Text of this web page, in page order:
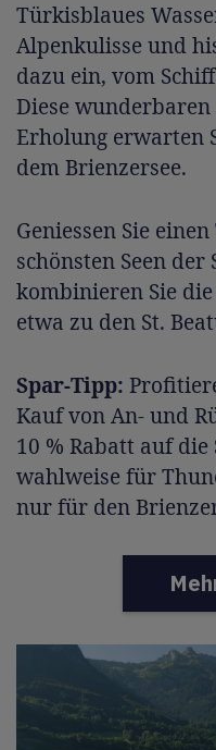
Türkisblaues
Alpenkulisse und
dazu ein, vom
Diese
Erholung erwarten
dem Brienzersee.
Geniessen Sie
schönsten Seen der
kombinieren Sie
etwa zu den St.
Spar-Tipp:
Kauf von An- und
10 % Rabatt auf
wahlweise für
nur für den